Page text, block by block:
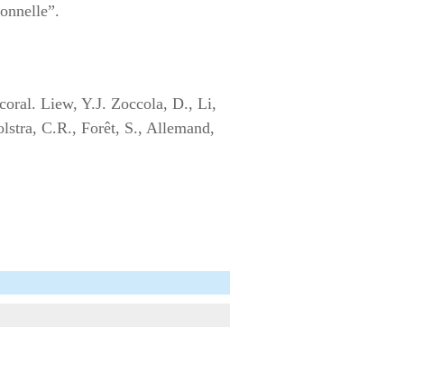
Liew, Y.J. Zoccola, D., Li,
C.R., Forêt, S., Allemand,